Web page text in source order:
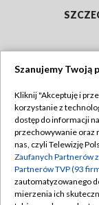
Abonament
Emisja w TVP
Centrum
Naziemna
Szanujemy Twoją
Kliknij "Akceptuję i
korzystanie z
dostęp do informacji
przechowywanie oraz
nas, czyli Telewizję
Zaufanych Partnerów
Partnerów TVP (93
zautomatyzowanego
mierzenia ich